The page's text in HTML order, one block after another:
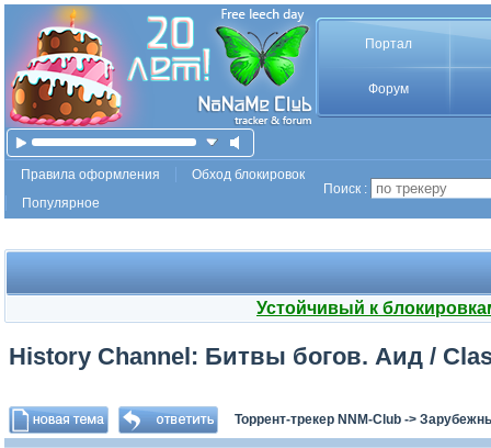
Портал
Форум
Правила оформления
Обход блокировок
Популярное
Поиск :
Устойчивый к
History Channel: Битвы богов. Аид /
Торрент-трекер NNM-Club ->